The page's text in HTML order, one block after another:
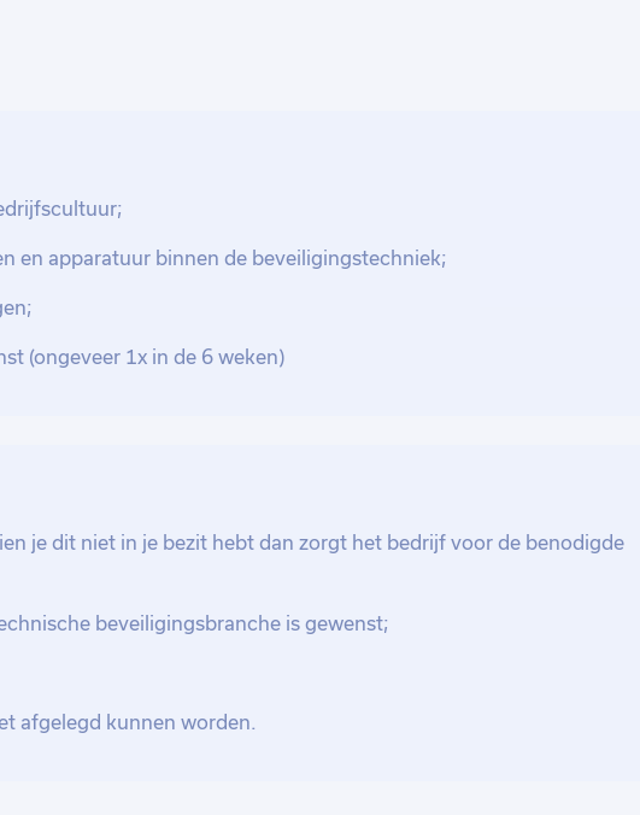
voor het onderhouden van de gehele installatie.
je hier sowieso een leuke toeslag voor én als je
begint met de storingsdienst draaien als je de
en apparatuur binnen de beveiligingstechniek;
(ongeveer 1x in de 6 weken)
je dit niet in je bezit hebt dan zorgt het bedrijf voor de benodigde
beveiligingsbranche is gewenst;
afgelegd kunnen worden.